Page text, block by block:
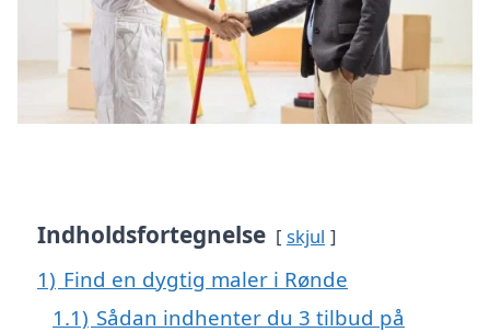
Indholdsfortegnelse skjul
1) Find en dygtig maler i Rønde
1.1) Sådan indhenter du 3 tilbud på